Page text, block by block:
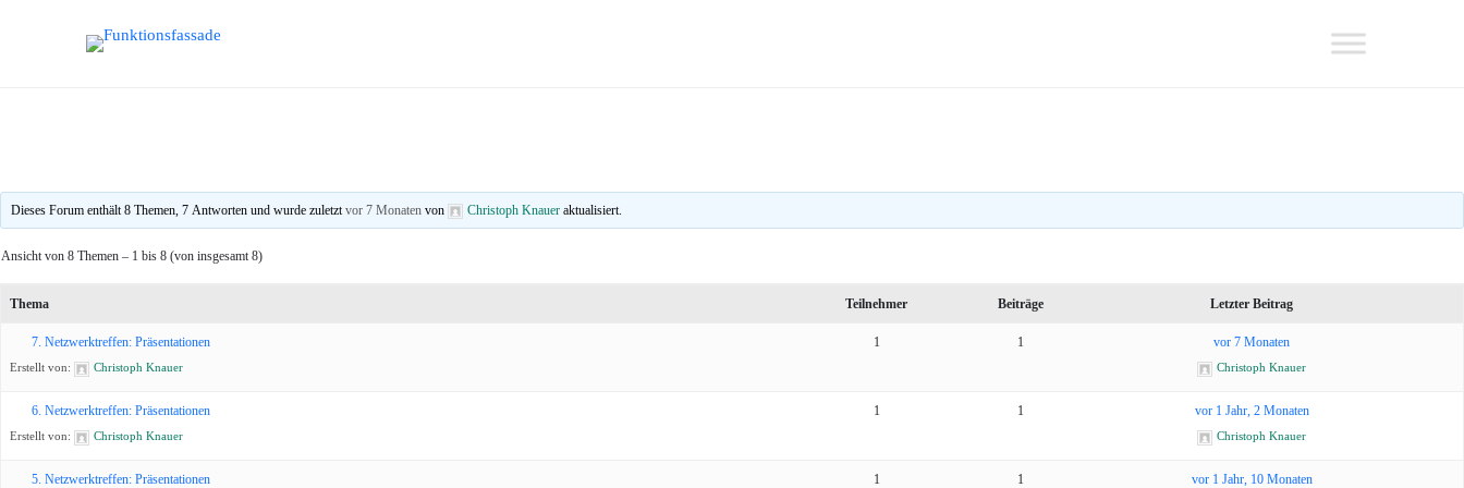
Dieses Forum enthält 8 Themen, 7 Antworten und wurde zuletztvor 7 Monaten von Christoph Knauer aktualisiert.
Ansicht von 8 Themen – 1 bis 8 (von insgesamt 8)
Thema Teilnehmer Beiträge Letzter Beitrag
7. Netzwerktreffen: Präsentationen
Erstellt von: Christoph Knauer
1 1 vor 7 Monaten
Christoph Knauer
6. Netzwerktreffen: Präsentationen
Erstellt von: Christoph Knauer
1 1 vor 1 Jahr, 2 Monaten
Christoph Knauer
5. Netzwerktreffen: Präsentationen 1 1 vor 1 Jahr, 10 Monaten